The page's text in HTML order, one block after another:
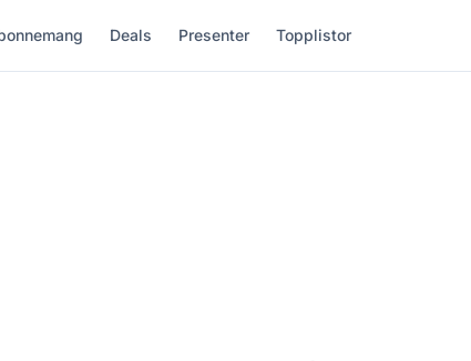
Deals Presenter Topplistor